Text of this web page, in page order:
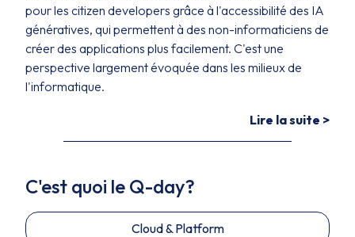
pour les citizen developers grâce à l'accessibilité des IA
génératives, qui permettent à des non-informaticiens de
créer des applications plus facilement. C'est une
perspective largement évoquée dans les milieux de
l'informatique.
Lire la suite >
C'est quoi le Q-day?
Cloud & Platform